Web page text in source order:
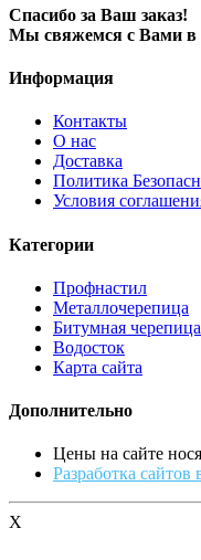
Спасибо за Ваш заказ!
Мы свяжемся с Вами в
Информация
Контакты
О нас
Доставка
Политика
Условия
Категории
Профнастил
Металлочерепица
Битумная черепица
Водосток
Карта сайта
Дополнительно
Цены на сайте
Разработка
X